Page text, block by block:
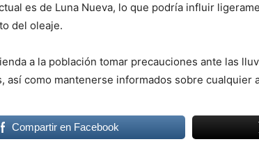
es de Luna Nueva, lo que podría influir
del oleaje.
a la población tomar precauciones ante las
así como mantenerse informados sobre cualquier
Compartir en Facebook